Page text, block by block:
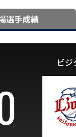
選手成績
ビジ